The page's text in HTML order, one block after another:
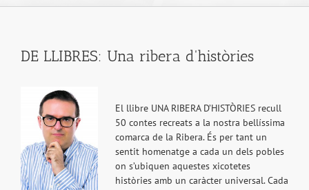
DE LLIBRES: Una ribera d'històries
El llibre UNA RIBERA D’HISTÒRIES recull
50 contes recreats a la nostra bellíssima
comarca de la Ribera. És per tant un
sentit homenatge a cada un dels pobles
on s’ubiquen aquestes xicotetes
històries amb un caràcter universal. Cada